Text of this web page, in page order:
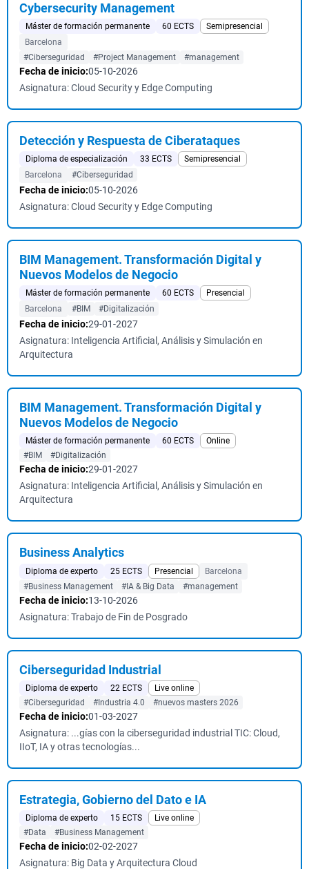
Cybersecurity Management
Máster de formación permanente 60 ECTS
Semipresencial
Barcelona
#Ciberseguridad
#Project Management #management
Fecha de inicio:05-10-2026
Asignatura: Cloud Security y Edge Computing
Detección y Respuesta de Ciberataques
Diploma de especialización 33 ECTS
Semipresencial
Barcelona
#Ciberseguridad
Fecha de inicio:05-10-2026
Asignatura: Cloud Security y Edge Computing
BIM Management. Transformación Digital y
Nuevos Modelos de Negocio
Máster de formación permanente 60 ECTS
Presencial
Barcelona
#BIM #Digitalización
Fecha de inicio:29-01-2027
Asignatura: Inteligencia Artificial, Análisis y Simulación en
Arquitectura
BIM Management. Transformación Digital y
Nuevos Modelos de Negocio
Máster de formación permanente 60 ECTS
Online
#BIM
#Digitalización
Fecha de inicio:29-01-2027
Asignatura: Inteligencia Artificial, Análisis y Simulación en
Arquitectura
Business Analytics
Diploma de experto 25 ECTS Presencial
Barcelona
#Business Management
#IA & Big Data #management
Fecha de inicio:13-10-2026
Asignatura: Trabajo de Fin de Posgrado
Ciberseguridad Industrial
Diploma de experto 22 ECTS
Live online
#Ciberseguridad
#Industria 4.0 #nuevos masters 2026
Fecha de inicio:01-03-2027
Asignatura: ...gías con la ciberseguridad industrial TIC: Cloud,
IIoT, IA y otras tecnologías...
Estrategia, Gobierno del Dato e IA
Diploma de experto 15 ECTS
Live online
#Data
#Business Management
Fecha de inicio:02-02-2027
Asignatura: Big Data y Arquitectura Cloud